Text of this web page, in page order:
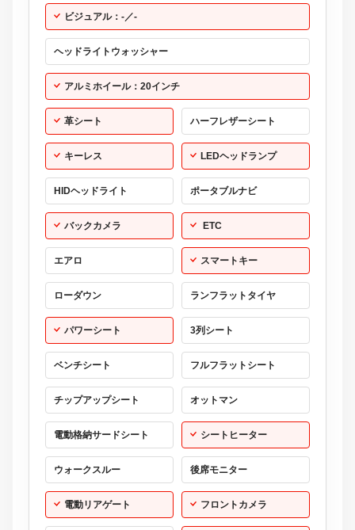
HIDヘッドライト
バックカメラ
エアロ
ローダウン ランフラットタイヤ
パワーシート 3列シート
ベンチシート フルフラットシート
チップアップシート オットマン
電動格納サードシート シートヒーター
ウォークスルー 後席モニター
電動リアゲート フロントカメラ
シートエアコン 全周囲カメラ
サイドカメラ ルーフレール
エアサスペンション
運転支援